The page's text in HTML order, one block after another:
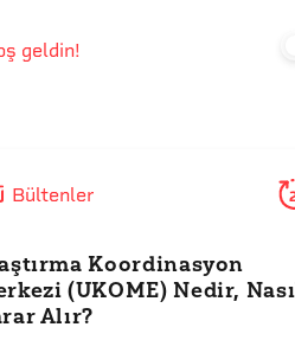
geldin!
Bültenler
Koordinasyon
(UKOME) Nedir,
Alır?